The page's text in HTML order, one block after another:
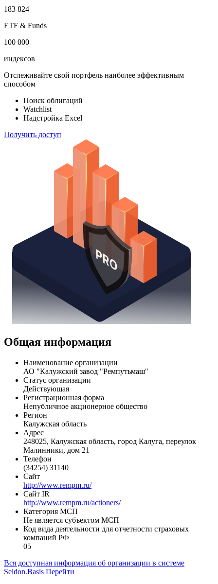
183 824
ETF & Funds
100 000
индексов
Отслеживайте свой портфель наиболее эффективным
способом
Поиск облигаций
Watchlist
Надстройка Excel
Получить доступ
Общая информация
Наименование организации
АО "Калужский завод "Ремпутьмаш"
Статус организации
Действующая
Регистрационная форма
Непубличное акционерное общество
Регион
Калужская область
Адрес
248025, Калужская область, город Калуга, переулок
Малинники, дом 21
Телефон
(34254) 31140
Сайт
http://www.rempm.ru/
Сайт IR
http://www.rempm.ru/actioners/
Категория МСП
Не является субъектом МСП
Код вида деятельности для отчетности страховых
компаний РФ
05
Вся доступная информация об организации в системе
Seldon.Basis Перейти